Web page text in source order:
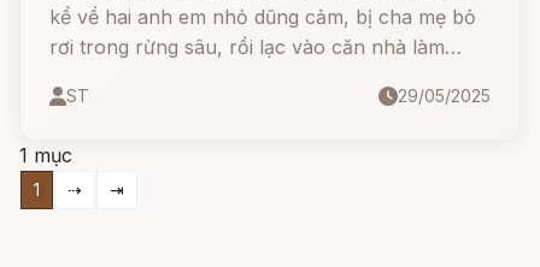
kể về hai anh em nhỏ dũng cảm, bị cha mẹ bỏ
rơi trong rừng sâu, rồi lạc vào căn nhà làm
Bằng trí thông minh và sự gan dạ, họ đã vượt
an toàn.
ST 29/05/2025
1 mục
1 ⇢ ⇥